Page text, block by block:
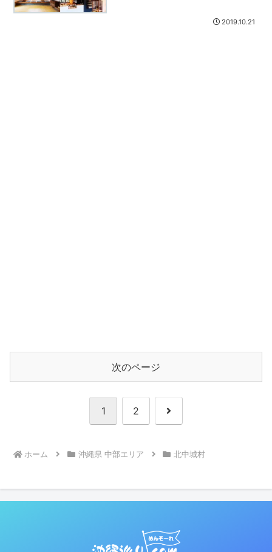
2019.10.21
次のページ
1 2 次
ホーム 沖縄県 中部エリア 北中城村